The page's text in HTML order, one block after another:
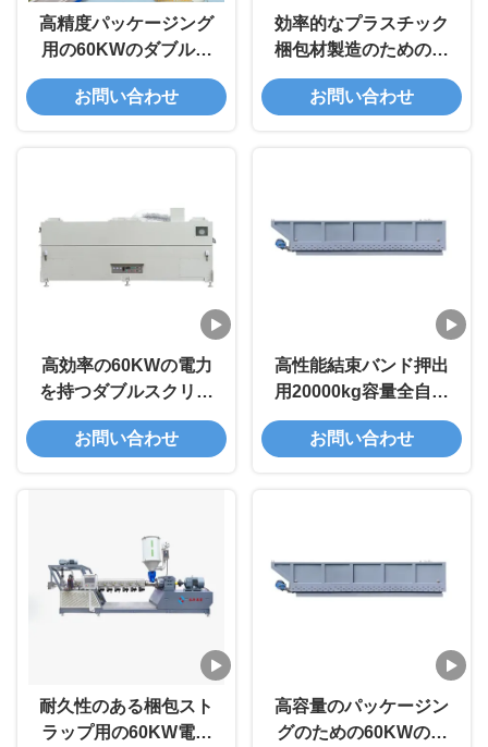
高精度パッケージング
用の60KWのダブルス
クリューフルオートマ
ティックPPストラップ
お問い合わせ
効率的なプラスチック
梱包材製造のための高
速高精度二軸PPストラ
ップ製造ライン
お問い合わせ
高効率の60KWの電力
を持つダブルスクリュ
ー完全自動PPストラッ
プ生産ライン
お問い合わせ
高性能結束バンド押出
用20000kg容量全自動
二軸PPストラップ生産
ライン
お問い合わせ
耐久性のある梱包スト
ラップ用の60KW電源
高容量のパッケージン
グのための60KWの電